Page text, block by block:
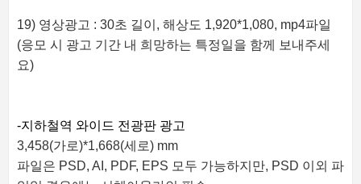
19) 영상광고 : 30초 길이, 해상도 1,920*1,080, mp4파일
(응모 시 광고 기간 내 희망하는 특정일을 함께 보내주세
요)
-지하철역 와이드 전광판 광고
3,458(가로)*1,668(세로) mm
파일은 PSD, AI, PDF, EPS 모두 가능하지만, PSD 이외 파